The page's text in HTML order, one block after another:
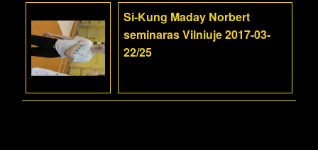
Si-Kung Maday Norbert
seminaras Vilniuje 2017-03-
22/25